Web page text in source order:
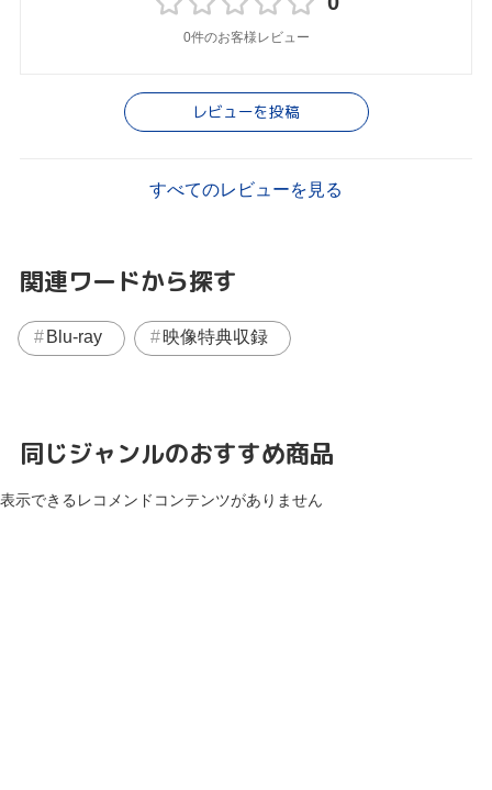
0件のお客様レビュー
レビューを投稿
すべてのレビューを見る
関連ワードから探す
Blu-ray 映像特典収録
同じジャンルのおすすめ商品
表示できるレコメンドコンテンツがありません